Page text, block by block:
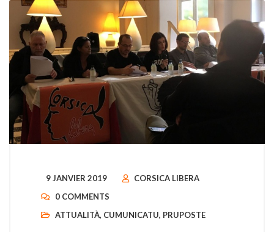
9 JANVIER 2019
CORSICA LIBERA
0 COMMENTS
ATTUALITÀ, CUMUNICATU, PRUPOSTE